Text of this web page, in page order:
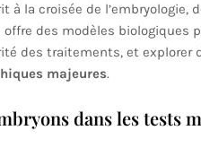
à la croisée de
offre des modèles biologiques
des traitements, et
majeures.
dans les tests